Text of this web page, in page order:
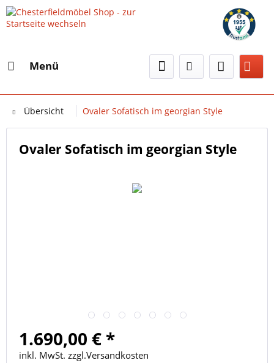
Menü
Übersicht Ovaler Sofatisch im georgian Style
Ovaler Sofatisch im georgian Style
1.690,00 € *
inkl. MwSt. zzgl.Versandkosten